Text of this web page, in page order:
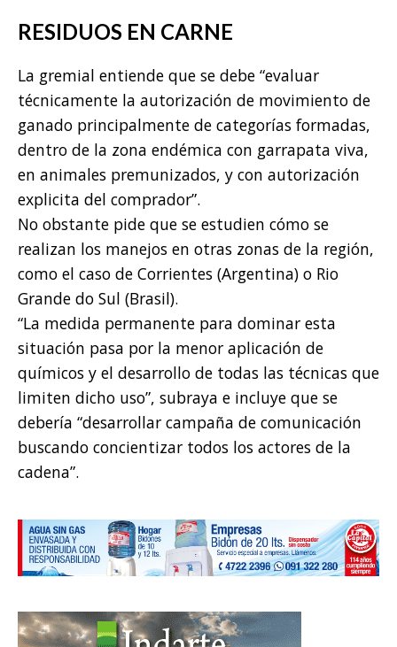
RESIDUOS EN CARNE
La gremial entiende que se debe “evaluar
técnicamente la autorización de movimiento de
ganado principalmente de categorías formadas,
dentro de la zona endémica con garrapata viva,
en animales premunizados, y con autorización
explicita del comprador”.
No obstante pide que se estudien cómo se
realizan los manejos en otras zonas de la región,
como el caso de Corrientes (Argentina) o Rio
Grande do Sul (Brasil).
“La medida permanente para dominar esta
situación pasa por la menor aplicación de
químicos y el desarrollo de todas las técnicas que
limiten dicho uso”, subraya e incluye que se
debería “desarrollar campaña de comunicación
buscando concientizar todos los actores de la
cadena”.